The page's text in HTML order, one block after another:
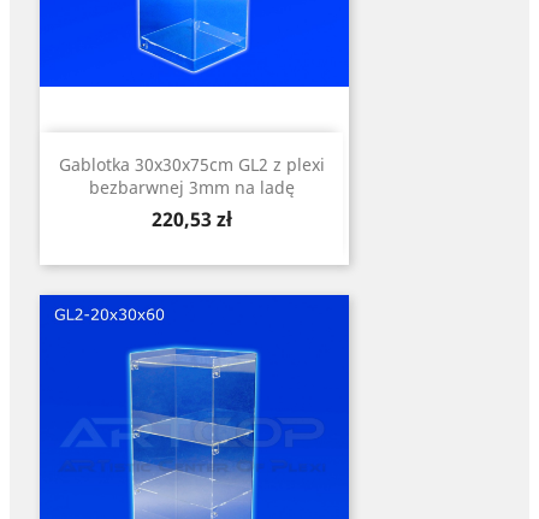
Gablotka 30x30x75cm GL2 z plexi
bezbarwnej 3mm na ladę
Cena
220,53 zł